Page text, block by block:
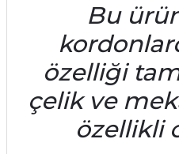
Bu
özelliği
çelik ve
özellikli